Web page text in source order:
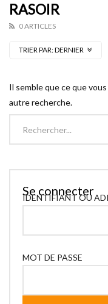
RASOIR
0 ARTICLES
TRIER PAR:DERNIER
Il semble que ce que
autre recherche.
Se connecter
IDENTIFIANT OU
MOT DE PASSE